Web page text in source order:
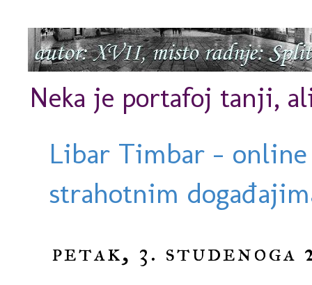
Neka je portafoj tanji,
Libar Timbar -
strahotnim
petak, 3. studenoga